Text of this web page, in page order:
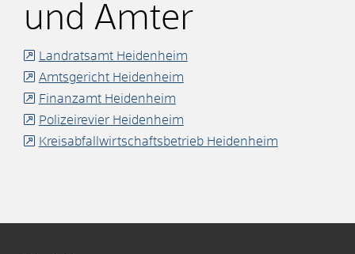
und Ämter
Landratsamt Heidenheim
Amtsgericht Heidenheim
Finanzamt Heidenheim
Polizeirevier Heidenheim
Kreisabfallwirtschaftsbetrieb Heidenheim